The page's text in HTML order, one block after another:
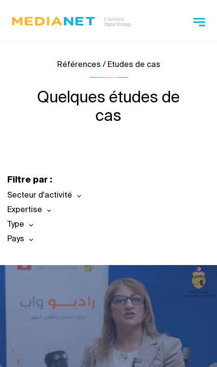
Références / Etudes de cas
Quelques études de
cas
Filtre par :
Secteur d'activité
Expertise
Type
Pays